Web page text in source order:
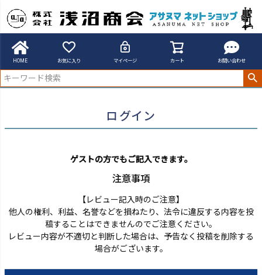
HOME お気に入り マイページ カート お問い合わせ
アサヌマネットショップ
ログイン
ゲストの方でもご記入できます。
注意事項
【レビュー記入時のご注意】
他人の権利、利益、名誉などを損ねたり、法令に違反する内容を投
稿することはできませんのでご注意ください。
レビュー内容が不適切と判断した場合は、予告なく投稿を削除する
場合がございます。